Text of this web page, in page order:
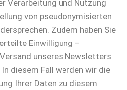
Verarbeitung und Nutzung
von pseudonymisierten
Zudem haben Sie
Einwilligung –
unseres Newsletters
diesem Fall werden wir die
Ihrer Daten zu diesem